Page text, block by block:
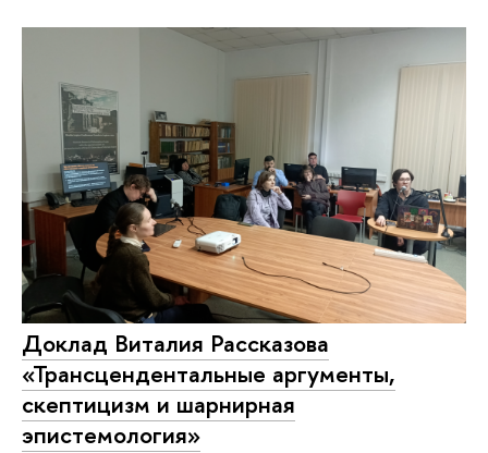
Доклад Виталия Рассказова
«Трансцендентальные аргументы,
скептицизм и шарнирная
эпистемология»